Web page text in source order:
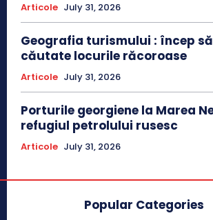
Articole July 31, 2026
Geografia turismului : încep
căutate locurile răcoroase
Articole July 31, 2026
Porturile georgiene la Marea
refugiul petrolului rusesc
Articole July 31, 2026
Popular Categories